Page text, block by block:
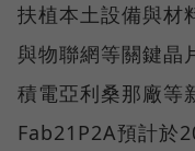
扶植本土設備與材
與物聯網等關鍵晶
積電亞利桑那廠等
Fab21P2A預計於